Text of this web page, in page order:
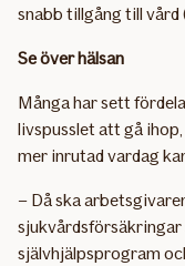
snabb tillgång till vård
Se över hälsan
Många har sett
livspusslet att gå
mer inrutad vardag
– Då ska
sjukvårdsförsäkringar
självhjälpsprogram